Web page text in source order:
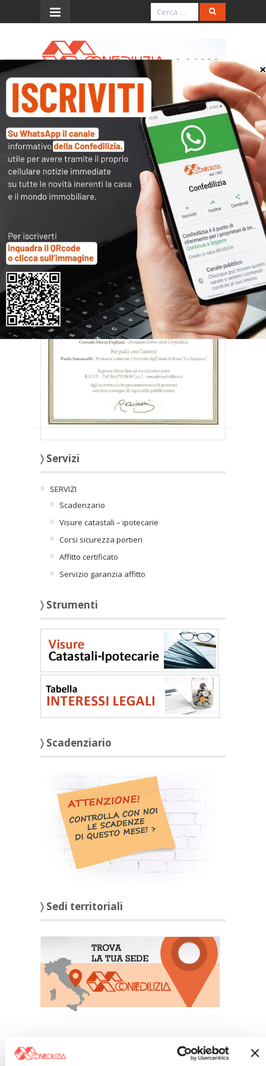
Menu
Presentazione libro –
Memorie di guerra e di
governo
〉 Servizi
SERVIZI
Scadenzario
Visure catastali – ipotecarie
Corsi sicurezza portieri
Affitto certificato
Servizio garanzia affitto
〉 Strumenti
〉 Scadenziario
〉 Sedi territoriali